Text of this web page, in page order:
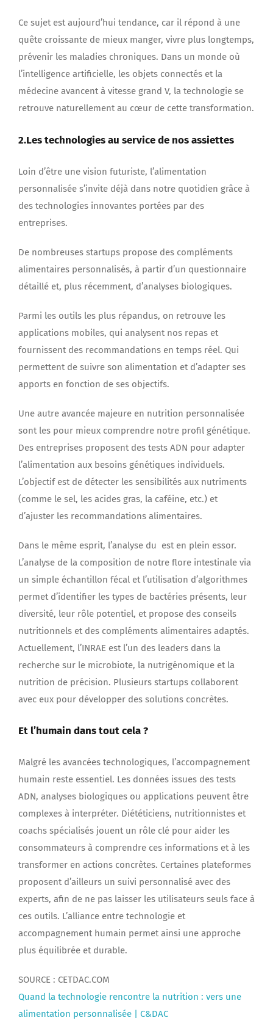
Ce sujet est aujourd’hui tendance, car il répond à une
quête croissante de mieux manger, vivre plus longtemps,
prévenir les maladies chroniques. Dans un monde où
l’intelligence artificielle, les objets connectés et la
médecine avancent à vitesse grand V, la technologie se
retrouve naturellement au cœur de cette transformation.
2.Les technologies au service de nos assiettes
Loin d’être une vision futuriste, l’alimentation
personnalisée s’invite déjà dans notre quotidien grâce à
des technologies innovantes portées par des
entreprises.
De nombreuses startups propose des compléments
alimentaires personnalisés, à partir d’un questionnaire
détaillé et, plus récemment, d’analyses biologiques.
Parmi les outils les plus répandus, on retrouve les
applications mobiles, qui analysent nos repas et
fournissent des recommandations en temps réel. Qui
permettent de suivre son alimentation et d’adapter ses
apports en fonction de ses objectifs.
Une autre avancée majeure en nutrition personnalisée
sont les pour mieux comprendre notre profil génétique.
Des entreprises proposent des tests ADN pour adapter
l’alimentation aux besoins génétiques individuels.
L’objectif est de détecter les sensibilités aux nutriments
(comme le sel, les acides gras, la caféine, etc.) et
d’ajuster les recommandations alimentaires.
Dans le même esprit, l’analyse du est en plein essor.
L’analyse de la composition de notre flore intestinale via
un simple échantillon fécal et l’utilisation d’algorithmes
permet d’identifier les types de bactéries présents, leur
diversité, leur rôle potentiel, et propose des conseils
nutritionnels et des compléments alimentaires adaptés.
Actuellement, l’INRAE est l’un des leaders dans la
recherche sur le microbiote, la nutrigénomique et la
nutrition de précision. Plusieurs startups collaborent
avec eux pour développer des solutions concrètes.
Et l’humain dans tout cela ?
Malgré les avancées technologiques, l’accompagnement
humain reste essentiel. Les données issues des tests
ADN, analyses biologiques ou applications peuvent être
complexes à interpréter. Diététiciens, nutritionnistes et
coachs spécialisés jouent un rôle clé pour aider les
consommateurs à comprendre ces informations et à les
transformer en actions concrètes. Certaines plateformes
proposent d’ailleurs un suivi personnalisé avec des
experts, afin de ne pas laisser les utilisateurs seuls face à
ces outils. L’alliance entre technologie et
accompagnement humain permet ainsi une approche
plus équilibrée et durable.
SOURCE : CETDAC.COM
Quand la technologie rencontre la nutrition : vers une
alimentation personnalisée | C&DAC